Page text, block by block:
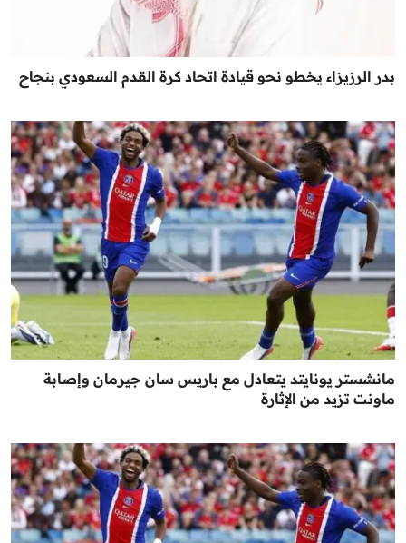
بدر الرزيزاء يخطو نحو قيادة اتحاد كرة القدم السعودي بنجاح
مانشستر يونايتد يتعادل مع باريس سان جيرمان وإصابة
ماونت تزيد من الإثارة